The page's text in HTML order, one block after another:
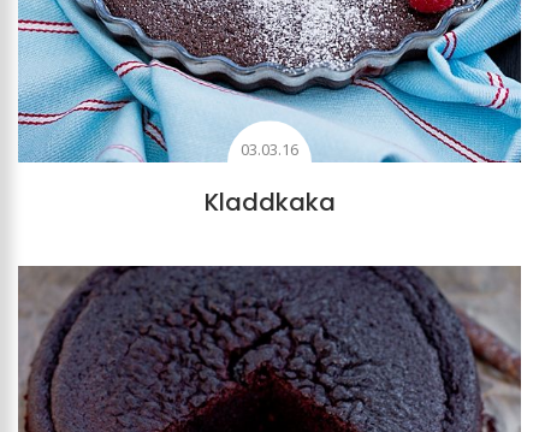
03.03.16
Kladdkaka